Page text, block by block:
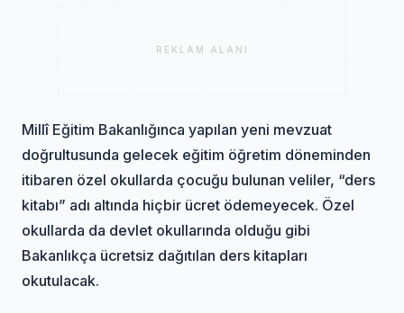
REKLAM ALANI
Millî Eğitim Bakanlığınca yapılan yeni mevzuat
doğrultusunda gelecek eğitim öğretim döneminden
itibaren özel okullarda çocuğu bulunan veliler, “ders
kitabı” adı altında hiçbir ücret ödemeyecek. Özel
okullarda da devlet okullarında olduğu gibi
Bakanlıkça ücretsiz dağıtılan ders kitapları
okutulacak.